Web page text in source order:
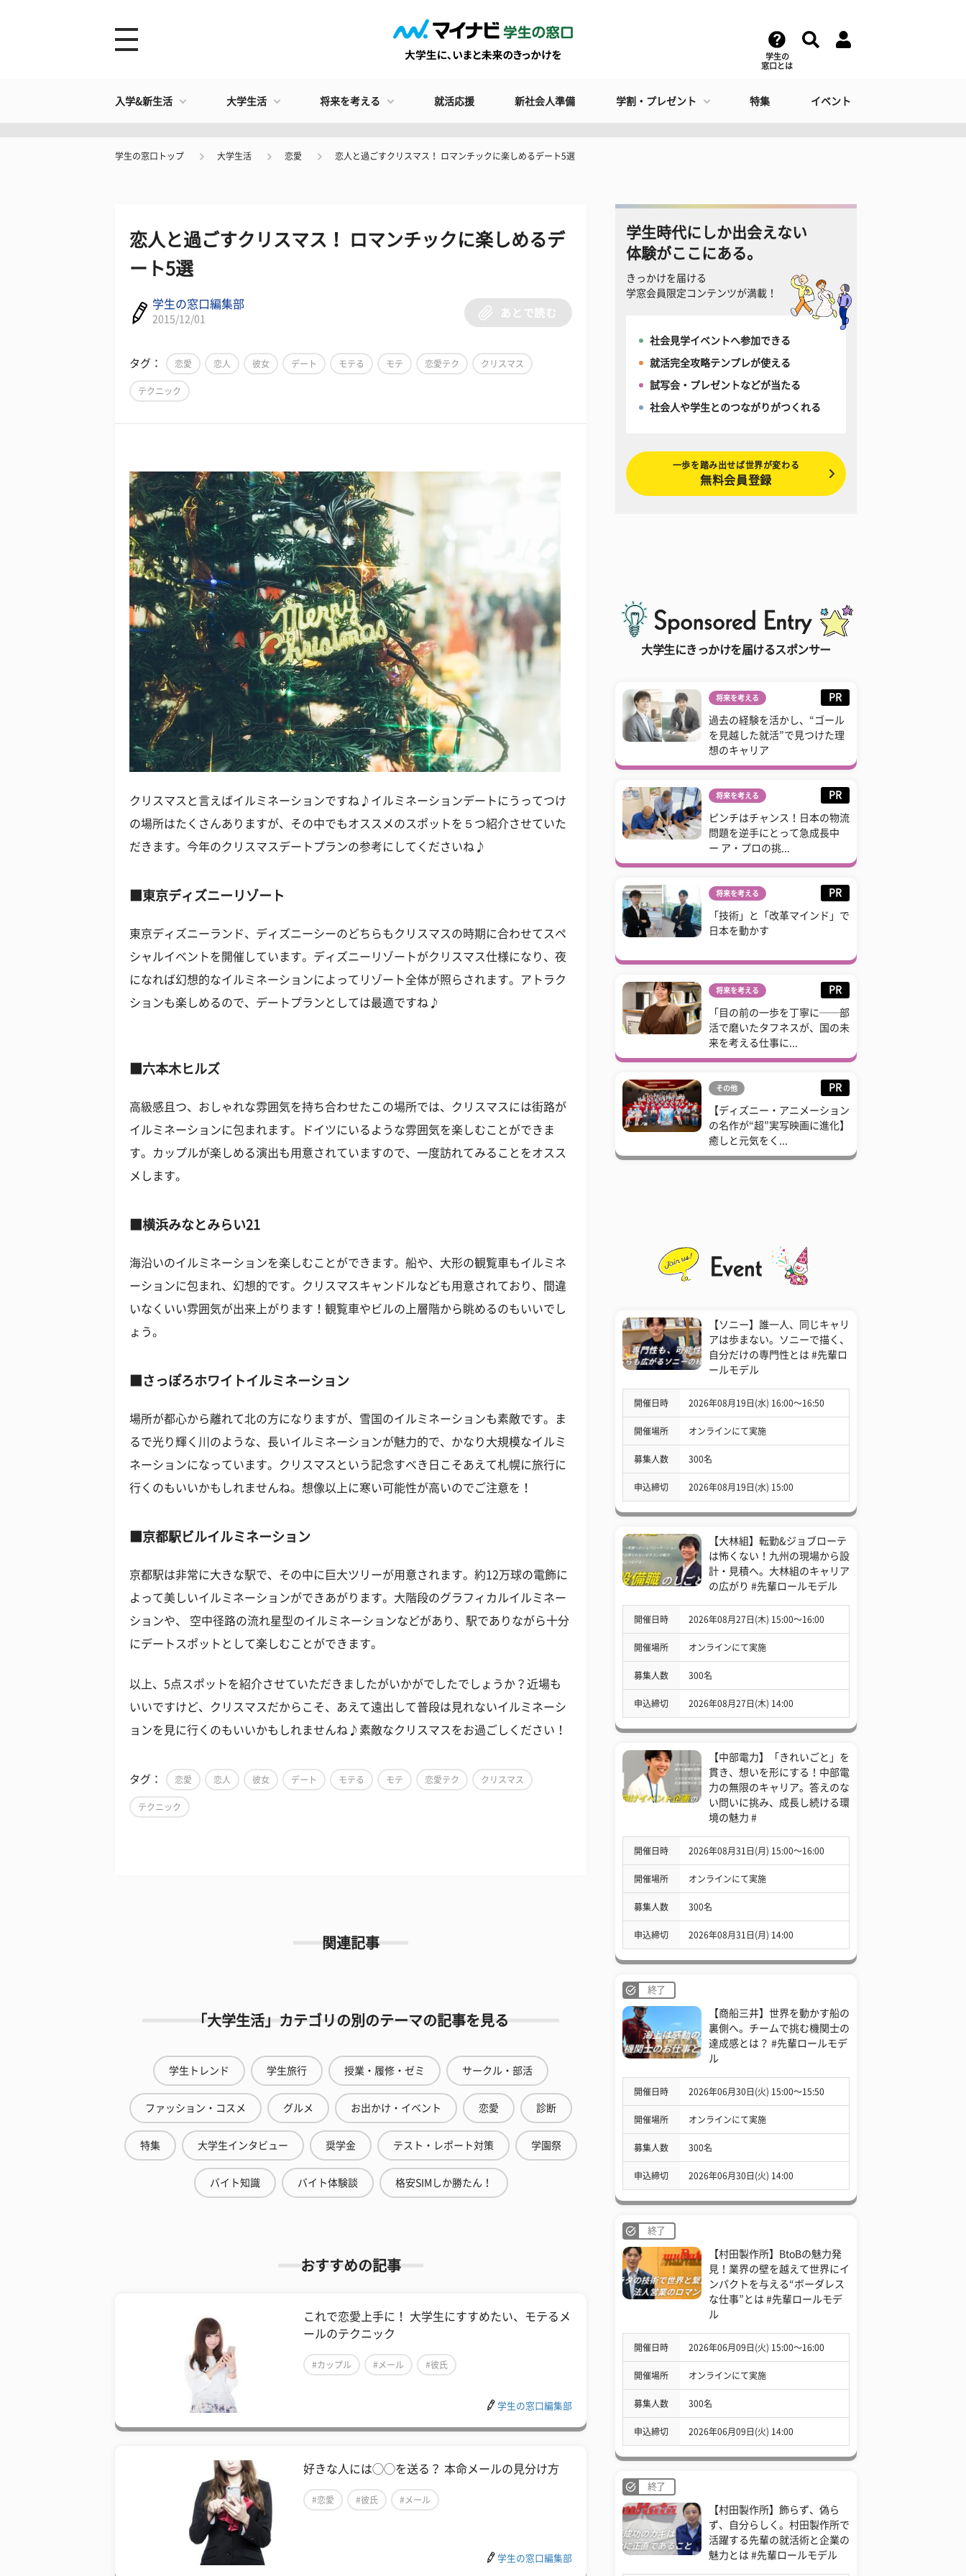
学生の
窓口とは
入学&新生活 大学生活 将来を考える 就活応援 新社会人準備 学割・プレゼント 特集 イベント
学生の窓口トップ 大学生活 恋愛 恋人と過ごすクリスマス！ ロマンチックに楽しめるデート5選
恋人と過ごすクリスマス！ ロマンチックに楽しめるデ
ート5選
学生の窓口編集部
2015/12/01
あとで読む
タグ： 恋愛 恋人 彼女 デート モテる モテ 恋愛テク クリスマス
テクニック
クリスマスと言えばイルミネーションですね♪イルミネーションデートにうってつけ
の場所はたくさんありますが、その中でもオススメのスポットを５つ紹介させていた
だきます。今年のクリスマスデートプランの参考にしてくださいね♪
■東京ディズニーリゾート
東京ディズニーランド、ディズニーシーのどちらもクリスマスの時期に合わせてスペ
シャルイベントを開催しています。ディズニーリゾートがクリスマス仕様になり、夜
になれば幻想的なイルミネーションによってリゾート全体が照らされます。アトラク
ションも楽しめるので、デートプランとしては最適ですね♪
■六本木ヒルズ
高級感且つ、おしゃれな雰囲気を持ち合わせたこの場所では、クリスマスには街路が
イルミネーションに包まれます。ドイツにいるような雰囲気を楽しむことができま
す。カップルが楽しめる演出も用意されていますので、一度訪れてみることをオスス
メします。
■横浜みなとみらい21
海沿いのイルミネーションを楽しむことができます。船や、大形の観覧車もイルミネ
ーションに包まれ、幻想的です。クリスマスキャンドルなども用意されており、間違
いなくいい雰囲気が出来上がります！観覧車やビルの上層階から眺めるのもいいでし
ょう。
■さっぽろホワイトイルミネーション
場所が都心から離れて北の方になりますが、雪国のイルミネーションも素敵です。ま
るで光り輝く川のような、長いイルミネーションが魅力的で、かなり大規模なイルミ
ネーションになっています。クリスマスという記念すべき日こそあえて札幌に旅行に
行くのもいいかもしれませんね。想像以上に寒い可能性が高いのでご注意を！
■京都駅ビルイルミネーション
京都駅は非常に大きな駅で、その中に巨大ツリーが用意されます。約12万球の電飾に
よって美しいイルミネーションができあがります。大階段のグラフィカルイルミネー
ションや、 空中径路の流れ星型のイルミネーションなどがあり、駅でありながら十分
にデートスポットとして楽しむことができます。
以上、5点スポットを紹介させていただきましたがいかがでしたでしょうか？近場も
いいですけど、クリスマスだからこそ、あえて遠出して普段は見れないイルミネーシ
ョンを見に行くのもいいかもしれませんね♪素敵なクリスマスをお過ごしください！
タグ： 恋愛 恋人 彼女 デート モテる モテ 恋愛テク クリスマス
テクニック
関連記事
「大学生活」カテゴリの別のテーマの記事を見る
学生トレンド 学生旅行 授業・履修・ゼミ サークル・部活
ファッション・コスメ グルメ お出かけ・イベント 恋愛 診断
特集 大学生インタビュー 奨学金 テスト・レポート対策 学園祭
バイト知識 バイト体験談 格安SIMしか勝たん！
おすすめの記事
これで恋愛上手に！ 大学生にすすめたい、モテるメ
ールのテクニック
#カップル #メール #彼氏
学生の窓口編集部
好きな人には◯◯を送る？ 本命メールの見分け方
#恋愛 #彼氏 #メール
学生の窓口編集部
学生時代にしか出会えない
体験がここにある。
きっかけを届ける
学窓会員限定コンテンツが満載！
社会見学イベントへ参加できる
就活完全攻略テンプレが使える
試写会・プレゼントなどが当たる
社会人や学生とのつながりがつくれる
一歩を踏み出せば世界が変わる
無料会員登録
大学生にきっかけを届けるスポンサー
将来を考える PR
過去の経験を活かし、“ゴール
を見越した就活”で見つけた理
想のキャリア
将来を考える PR
ピンチはチャンス！日本の物流
問題を逆手にとって急成長中
ー ア・プロの挑...
将来を考える PR
「技術」と「改革マインド」で
日本を動かす
将来を考える PR
「目の前の一歩を丁寧に──部
活で磨いたタフネスが、国の未
来を考える仕事に...
その他 PR
【ディズニー・アニメーション
の名作が“超”実写映画に進化】
癒しと元気をく...
【ソニー】誰一人、同じキャリ
アは歩まない。ソニーで描く、
自分だけの専門性とは #先輩ロ
ールモデル
開催日時 2026年08月19日(水) 16:00〜16:50
開催場所 オンラインにて実施
募集人数 300名
申込締切 2026年08月19日(水) 15:00
【大林組】転勤&ジョブローテ
は怖くない！九州の現場から設
計・見積へ。大林組のキャリア
の広がり #先輩ロールモデル
開催日時 2026年08月27日(木) 15:00〜16:00
開催場所 オンラインにて実施
募集人数 300名
申込締切 2026年08月27日(木) 14:00
【中部電力】「きれいごと」を
貫き、想いを形にする！中部電
力の無限のキャリア。答えのな
い問いに挑み、成長し続ける環
境の魅力 #
開催日時 2026年08月31日(月) 15:00〜16:00
開催場所 オンラインにて実施
募集人数 300名
申込締切 2026年08月31日(月) 14:00
終了
【商船三井】世界を動かす船の
裏側へ。チームで挑む機関士の
達成感とは？ #先輩ロールモデ
ル
開催日時 2026年06月30日(火) 15:00〜15:50
開催場所 オンラインにて実施
募集人数 300名
申込締切 2026年06月30日(火) 14:00
終了
【村田製作所】BtoBの魅力発
見！業界の壁を越えて世界にイ
ンパクトを与える“ボーダレス
な仕事”とは #先輩ロールモデ
ル
開催日時 2026年06月09日(火) 15:00〜16:00
開催場所 オンラインにて実施
募集人数 300名
申込締切 2026年06月09日(火) 14:00
終了
【村田製作所】飾らず、偽ら
ず、自分らしく。村田製作所で
活躍する先輩の就活術と企業の
魅力とは #先輩ロールモデル